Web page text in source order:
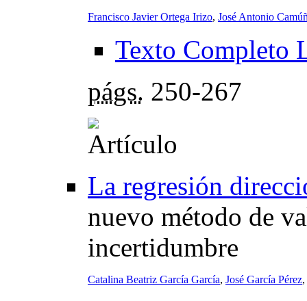
Francisco Javier Ortega Irizo, José Antonio
Texto Completo
págs. 250-267
La regresión
nuevo método de
incertidumbre
Catalina Beatriz García García, José García Pérez,